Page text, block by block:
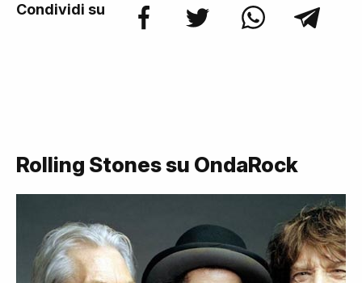
Condividi su
Rolling Stones su OndaRock